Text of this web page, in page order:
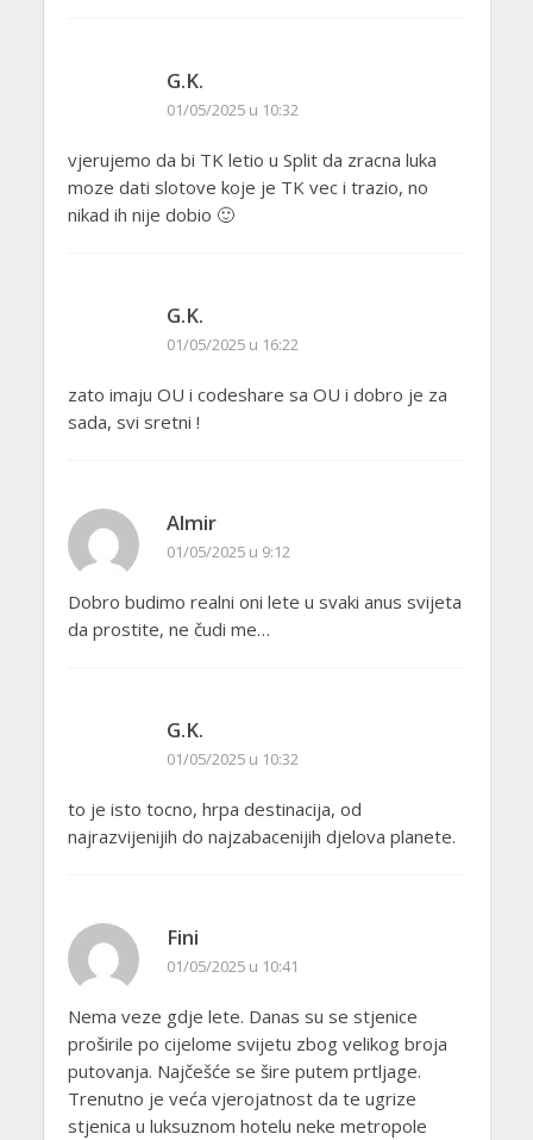
G.K.
01/05/2025 u 10:32
vjerujemo da bi TK letio u Split da zracna luka
moze dati slotove koje je TK vec i trazio, no
nikad ih nije dobio 🙂
G.K.
01/05/2025 u 16:22
zato imaju OU i codeshare sa OU i dobro je za
sada, svi sretni !
Almir
01/05/2025 u 9:12
Dobro budimo realni oni lete u svaki anus svijeta
da prostite, ne čudi me…
G.K.
01/05/2025 u 10:32
to je isto tocno, hrpa destinacija, od
najrazvijenijih do najzabacenijih djelova planete.
Fini
01/05/2025 u 10:41
Nema veze gdje lete. Danas su se stjenice
proširile po cijelome svijetu zbog velikog broja
putovanja. Najčešće se šire putem prtljage.
Trenutno je veća vjerojatnost da te ugrize
stjenica u luksuznom hotelu neke metropole